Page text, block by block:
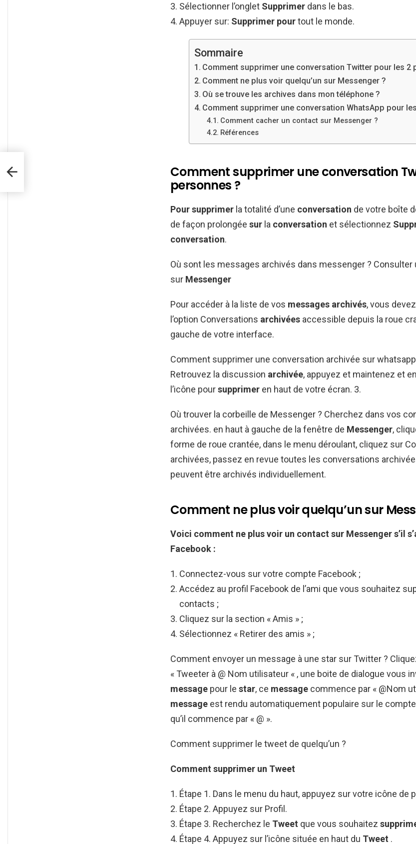
Sélectionner l’onglet Supprimer dans le bas.
Appuyer sur: Supprimer pourtout le monde.
Sommaire
Comment supprimer une conversation Twitter pour les 2
Comment ne plus voir quelqu’un sur Messenger ?
Où se trouve les archives dans mon téléphone ?
Comment supprimer une conversation WhatsApp pour
Comment cacher un contact sur Messenger ?
Références
Comment supprimer une conversation
personnes ?
Pour supprimer la totalité d’une conversation de votre boîte
de façon prolongée sur la conversation et sélectionnez
conversation.
Où sont les messages archivés dans messenger ? Consulter
sur Messenger
Pour accéder à la liste de vos messages archivés, vous
l’option Conversations archivées accessible depuis la roue
gauche de votre interface.
Comment supprimer une conversation archivée sur
Retrouvez la discussion archivée, appuyez et maintenez et
l’icône poursupprimer en haut de votre écran. 3.
Où trouver la corbeille de Messenger ? Cherchez dans vos
archivées. en haut à gauche de la fenêtre de Messenger,
forme de roue crantée, dans le menu déroulant, cliquez sur
archivées, passez en revue toutes les conversations
peuvent être archivés individuellement.
Comment ne plus voir quelqu’un sur
Voici comment ne plus voir un contact sur Messengers’il
Facebook :
Connectez-vous sur votre compte Facebook ;
Accédez au profil Facebook de l’ami que vous souhaitez
contacts ;
Cliquez sur la section « Amis » ;
Sélectionnez « Retirer des amis » ;
Comment envoyer un message à une star sur Twitter ?
« Tweeter à @ Nom utilisateur « , une boite de dialogue vous
message pour le star, ce message commence par « @Nom
message est rendu automatiquement populaire sur le
qu’il commence par « @ ».
Comment supprimer le tweet de quelqu’un ?
Comment supprimer un Tweet
Étape 1. Dans le menu du haut, appuyez sur votre icône de
Étape 2. Appuyez sur Profil.
Étape 3. Recherchez le Tweet que vous souhaitez
Étape 4. Appuyez sur l’icône située en haut du Tweet .